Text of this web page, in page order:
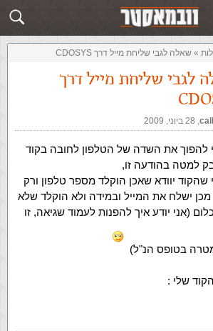
שלח תשובה
» שאלה לגבי שליחת מייל דרך CDOSYS
לגבי שליחת מייל דרך
,‏ 28 ביוני, 2009
להפוך את השדה של הטלפון לחובה בקוד
למטה בהודעה זו,
שהקוד יוודא שאכן הוקלד מספר טלפון ורק
ישלח את המייל ובמידה ולא הוקלד שלא
(אני יודע איך להפנות לעמוד שגיאה, זו
בטופס הנ"ל)
שלי :